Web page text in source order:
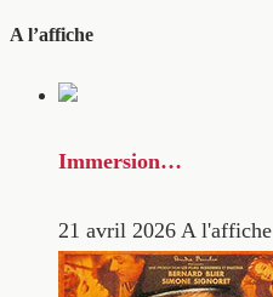
A l’affiche
Immersion…
21 avril 2026 A l'affiche